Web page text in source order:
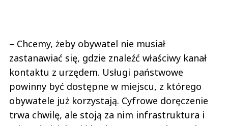
– Chcemy, żeby obywatel nie musiał
zastanawiać się, gdzie znaleźć właściwy kanał
kontaktu z urzędem. Usługi państwowe
powinny być dostępne w miejscu, z którego
obywatele już korzystają. Cyfrowe doręczenie
trwa chwilę, ale stoją za nim infrastruktura i